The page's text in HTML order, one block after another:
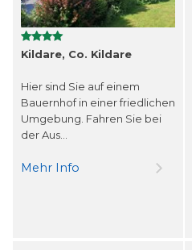
Kildare, Co. Kildare
Hier sind Sie auf einem
Bauernhof in einer friedlichen
Umgebung. Fahren Sie bei
der Aus...
Mehr Info